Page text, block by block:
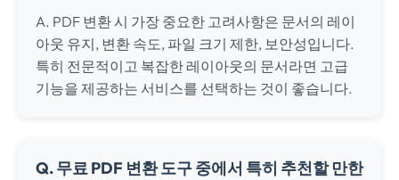
A. PDF 변환 시 가장 중요한 고려사항은 문서의 레이
아웃 유지, 변환 속도, 파일 크기 제한, 보안성입니다.
특히 전문적이고 복잡한 레이아웃의 문서라면 고급
기능을 제공하는 서비스를 선택하는 것이 좋습니다.
Q. 무료 PDF 변환 도구 중에서 특히 추천할 만한